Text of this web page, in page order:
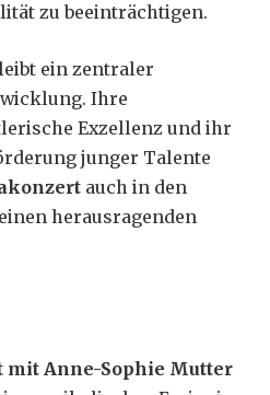
zu beeinträchtigen.
ein zentraler
Ihre
Exzellenz und ihr
junger Talente
auch in den
herausragenden
mit Anne-Sophie Mutter